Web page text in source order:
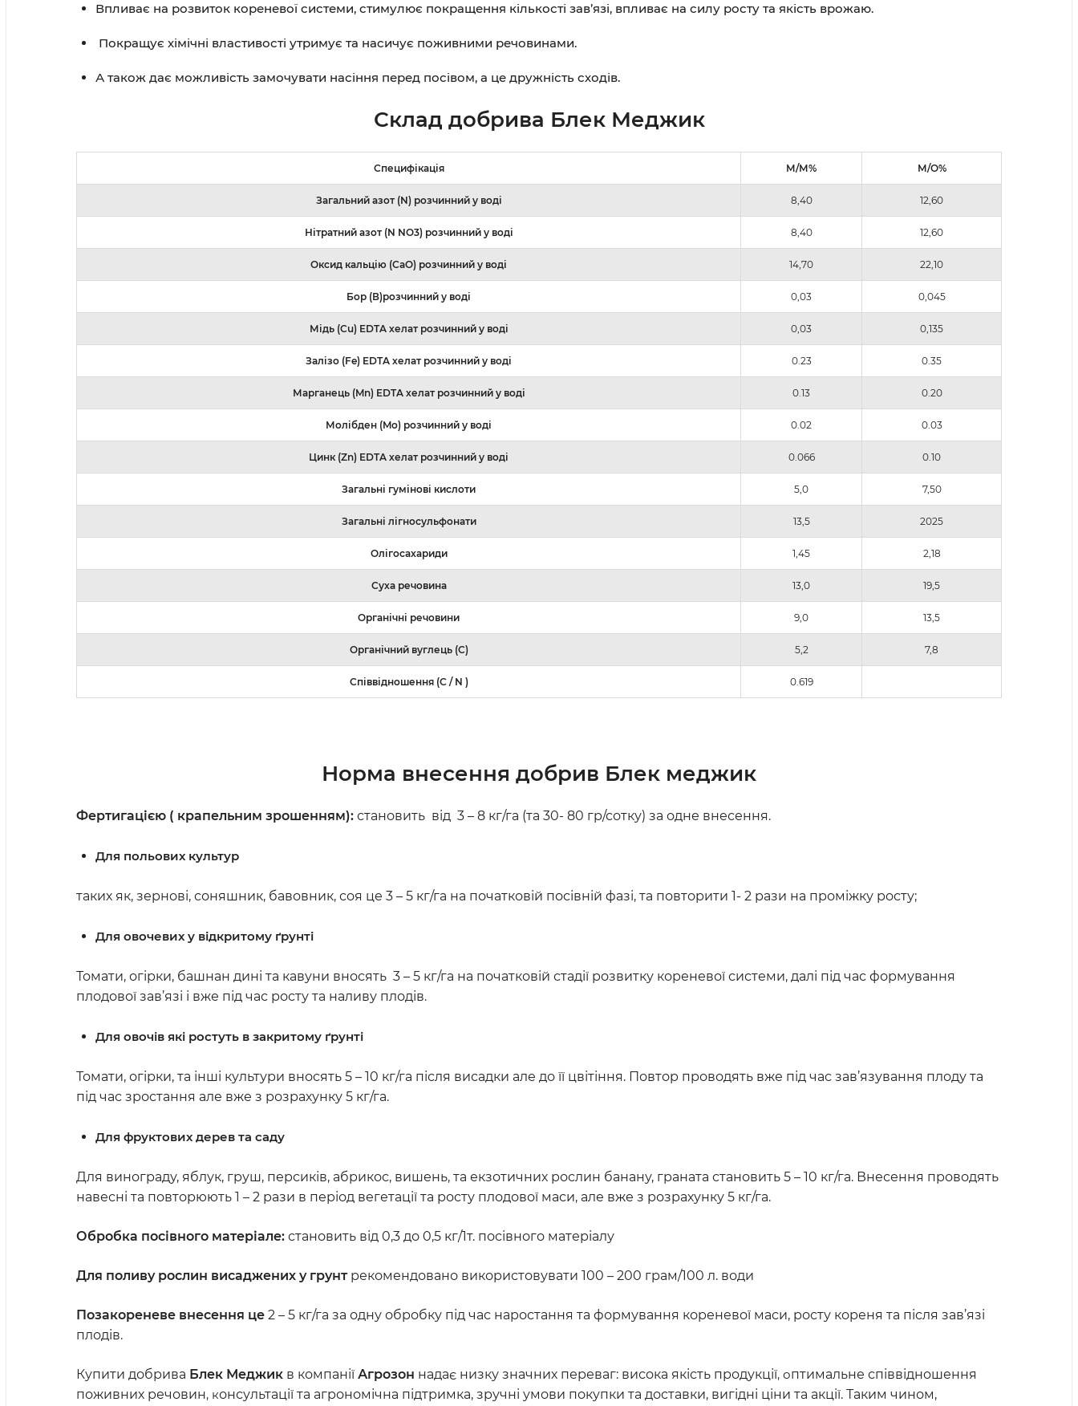
Впливає на розвиток кореневої системи, стимулює покращення кількості зав’язі, впливає на силу росту та якість врожаю.
Покращує хімічні властивості утримує та насичує поживними речовинами.
А також дає можливість замочувати насіння перед посівом, а це дружність сходів.
Склад добрива Блек Меджик
Специфікація М/М% М/О%
Загальний азот (N) розчинний у воді 8,40 12,60
Нітратний азот (N NO3) розчинний у воді 8,40 12,60
Оксид кальцію (CaO) розчинний у воді 14,70 22,10
Бор (В)розчинний у воді 0,03 0,045
Мідь (Cu) EDTA хелат розчинний у воді 0,03 0,135
Залізо (Fe) EDTA хелат розчинний у воді 0.23 0.35
Марганець (Mn) EDTA хелат розчинний у воді 0.13 0.20
Молібден (Mo) розчинний у воді 0.02 0.03
Цинк (Zn) EDTA хелат розчинний у воді 0.066 0.10
Загальні гумінові кислоти 5,0 7,50
Загальні лігносульфонати 13,5 2025
Олігосахариди 1,45 2,18
Суха речовина 13,0 19,5
Органічні речовини 9,0 13,5
Органічний вуглець (С) 5,2 7,8
Співвідношення (С / N ) 0.619
Норма внесення добрив Блек меджик
Фертигацією ( крапельним зрошенням): становить від 3 – 8 кг/га (та 30- 80 гр/сотку) за одне внесення.
Для польових культур
таких як, зернові, соняшник, бавовник, соя це 3 – 5 кг/га на початковій посівній фазі, та повторити 1- 2 рази на проміжку росту;
Для овочевих у відкритому ґрунті
Томати, огірки, башнан дині та кавуни вносять 3 – 5 кг/га на початковій стадії розвитку кореневої системи, далі під час формування
плодової зав’язі і вже під час росту та наливу плодів.
Для овочів які ростуть в закритому ґрунті
Томати, огірки, та інші культури вносять 5 – 10 кг/га після висадки але до її цвітіння. Повтор проводять вже під час зав’язування плоду та
під час зростання але вже з розрахунку 5 кг/га.
Для фруктових дерев та саду
Для винограду, яблук, груш, персиків, абрикос, вишень, та екзотичних рослин банану, граната становить 5 – 10 кг/га. Внесення проводять
навесні та повторюють 1 – 2 рази в період вегетації та росту плодової маси, але вже з розрахунку 5 кг/га.
Обробка посівного матеріале: становить від 0,3 до 0,5 кг/1т. посівного матеріалу
Для поливу рослин висаджених у грунтрекомендовано використовувати 100 – 200 грам/100 л. води
Позакореневе внесення це 2 – 5 кг/га за одну обробку під час наростання та формування кореневої маси, росту кореня та після зав’язі
плодів.
Купити добрива Блек Меджик в компанії Агрозон надає низку значних переваг: висока якість продукції, оптимальне співвідношення
поживних речовин, консультації та агрономічна підтримка, зручні умови покупки та доставки, вигідні ціни та акції. Таким чином,